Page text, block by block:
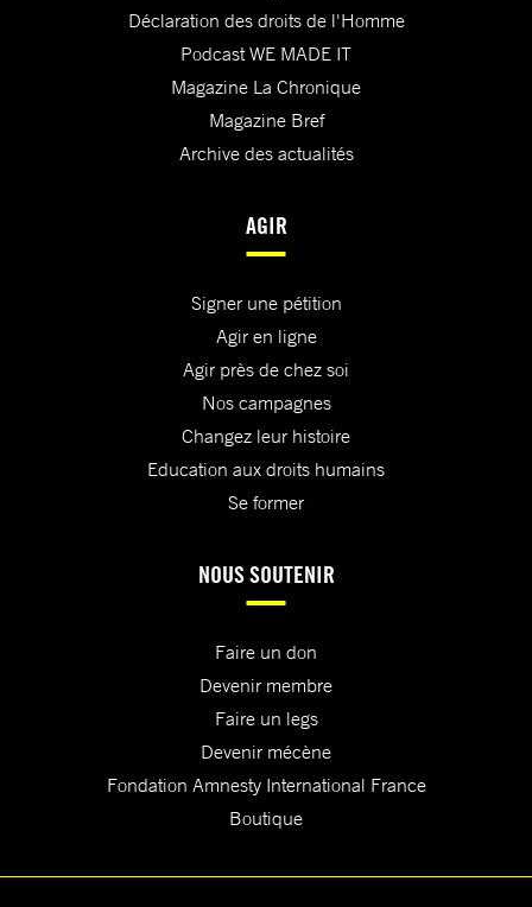
Déclaration des droits de l'Homme
Podcast WE MADE IT
Magazine La Chronique
Magazine Bref
Archive des actualités
AGIR
Signer une pétition
Agir en ligne
Agir près de chez soi
Nos campagnes
Changez leur histoire
Education aux droits humains
Se former
NOUS SOUTENIR
Faire un don
Devenir membre
Faire un legs
Devenir mécène
Fondation Amnesty International France
Boutique